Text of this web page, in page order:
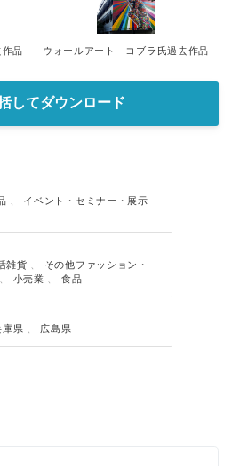
品 ウォールアート コブラ氏過去作品
してダウンロード
イベント・セミナー・展示
雑貨
その他ファッション・
小売業 食品
庫県 広島県